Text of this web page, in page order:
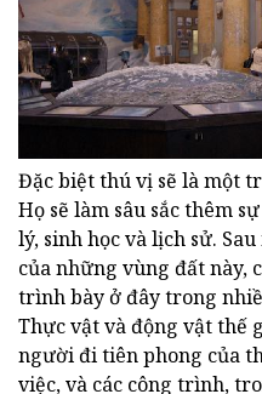
Đặc biệt thú vị sẽ là một
Họ sẽ làm sâu sắc thêm
lý, sinh học và lịch sử.
của những vùng đất này,
trình bày ở đây trong
Thực vật và động vật thế
người đi tiên phong của
việc, và các công trình,